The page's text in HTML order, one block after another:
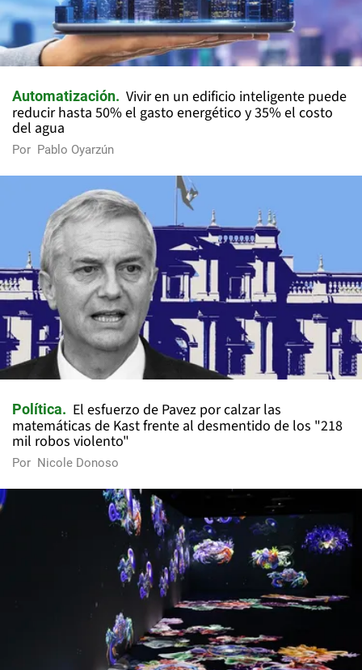
Automatización
Vivir en un edificio inteligente puede
reducir hasta 50% el gasto energético y 35% el costo
del agua
Por Pablo Oyarzún
Política
El esfuerzo de Pavez por calzar las
matemáticas de Kast frente al desmentido de los "218
mil robos violento"
Por Nicole Donoso